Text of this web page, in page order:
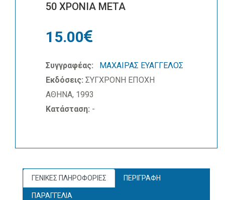
50 ΧΡΟΝΙΑ ΜΕΤΑ
15.00
Συγγραφέας:
ΜΑΧΑΙΡΑΣ ΕΥΑΓΓΕΛΟΣ
Εκδόσεις: ΣΥΓΧΡΟΝΗ ΕΠΟΧΗ
ΑΘΗΝΑ, 1993
Κατάσταση: -
ΓΕΝΙΚΕΣ ΠΛΗΡΟΦΟΡΙΕΣ ΠΕΡΙΓΡΑΦΗ
ΠΑΡΑΓΓΕΛΙΑ